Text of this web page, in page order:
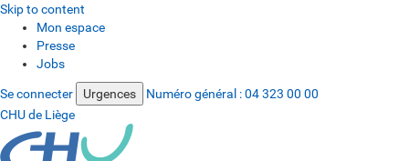
Skip to content
Mon espace
Presse
Jobs
Se connecter Urgences Numéro général :04 323 00 00
CHU de Liège